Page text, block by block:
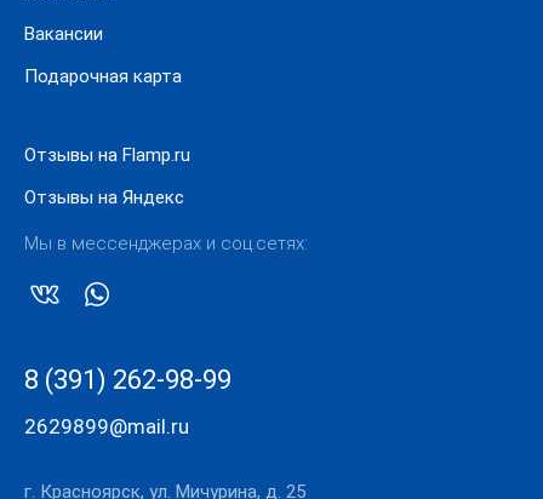
Вакансии
Подарочная карта
Отзывы на Flamp.ru
Отзывы на Яндекс
Мы в мессенджерах и соц.сетях:
8 (391) 262-98-99
2629899@mail.ru
г. Красноярск, ул. Мичурина, д. 25